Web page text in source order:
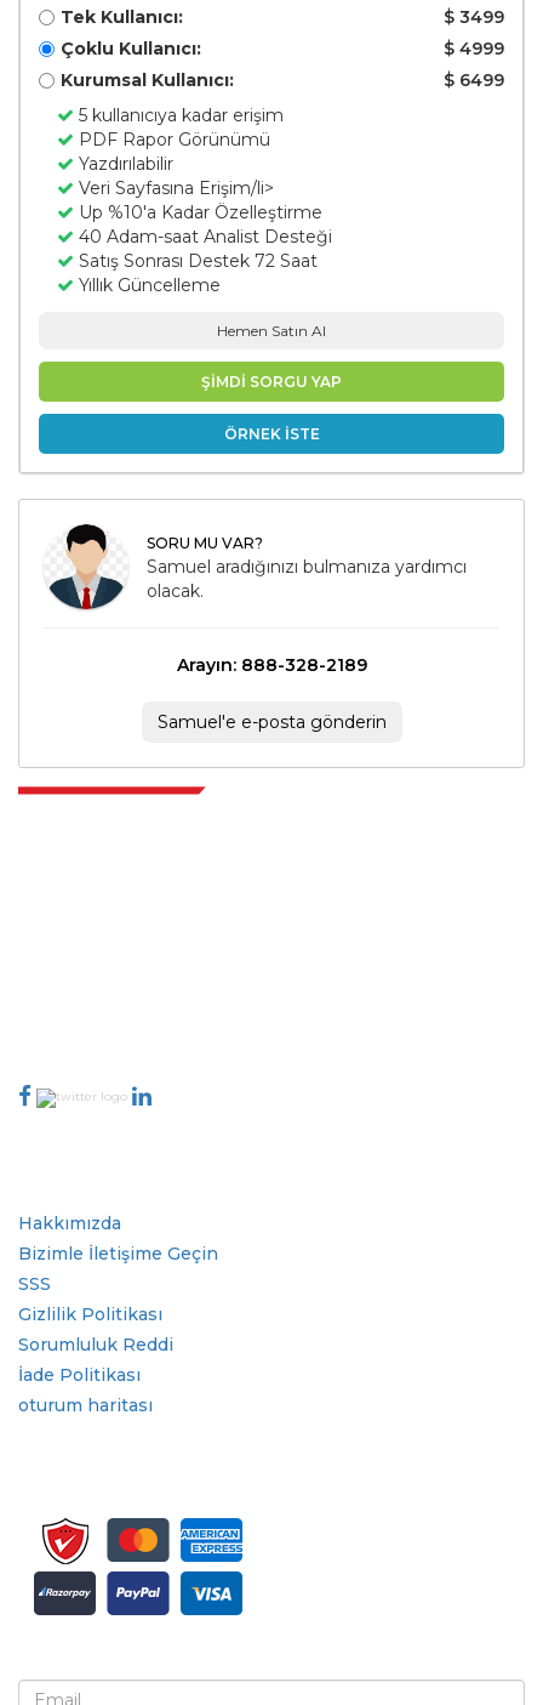
Tek Kullanıcı:
$ 3499
Çoklu Kullanıcı:
$ 4999
Kurumsal Kullanıcı:
$ 6499
5 kullanıcıya kadar erişim
PDF Rapor Görünümü
Yazdırılabilir
Veri Sayfasına Erişim/li>
Up %10'a Kadar Özelleştirme
40 Adam-saat Analist Desteği
Satış Sonrası Destek 72 Saat
Yıllık Güncelleme
Hemen Satın Al
ŞİMDİ SORGU YAP
ÖRNEK İSTE
SORU MU VAR?
Samuel aradığınızı bulmanıza yardımcı
olacak.
Arayın: 888-328-2189
Samuel'e e-posta gönderin
Hakkımızda
Bizimle İletişime Geçin
SSS
Gizlilik Politikası
Sorumluluk Reddi
İade Politikası
oturum haritası